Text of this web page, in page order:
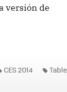
versión de
CES 2014